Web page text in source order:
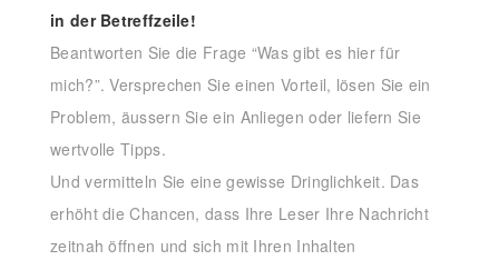
in der Betreffzeile!
Beantworten Sie die Frage “Was gibt es hier für
mich?”. Versprechen Sie einen Vorteil, lösen Sie ein
Problem, äussern Sie ein Anliegen oder liefern Sie
wertvolle Tipps.
Und vermitteln Sie eine gewisse Dringlichkeit. Das
erhöht die Chancen, dass Ihre Leser Ihre Nachricht
zeitnah öffnen und sich mit Ihren Inhalten